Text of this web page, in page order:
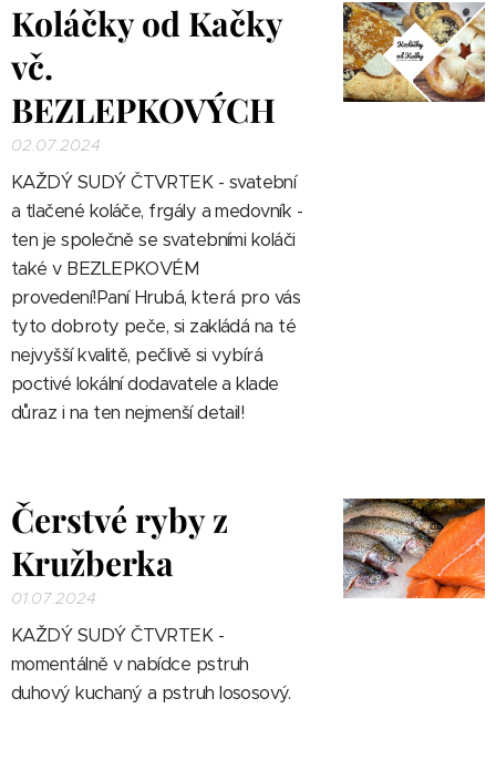
Koláčky od Kačky
vč.
BEZLEPKOVÝCH
02.07.2024
KAŽDÝ SUDÝ ČTVRTEK - svatební
a tlačené koláče, frgály a medovník -
ten je společně se svatebními koláči
také v BEZLEPKOVÉM
provedení!Paní Hrubá, která pro vás
tyto dobroty peče, si zakládá na té
nejvyšší kvalitě, pečlivě si vybírá
poctivé lokální dodavatele a klade
důraz i na ten nejmenší detail!
Čerstvé ryby z
Kružberka
01.07.2024
KAŽDÝ SUDÝ ČTVRTEK -
momentálně v nabídce pstruh
duhový kuchaný a pstruh lososový.